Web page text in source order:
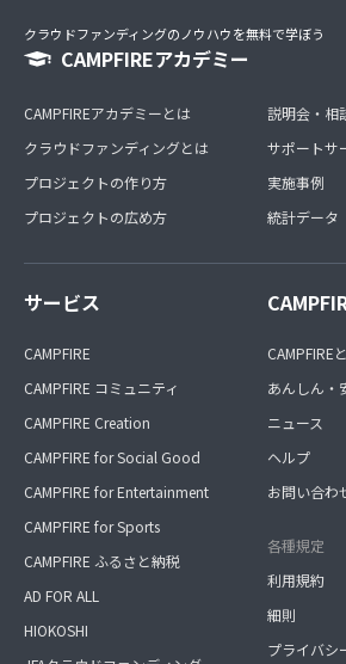
クラウドファンディングのノウハウを無料で学ぼう
CAMPFIREアカデミー
CAMPFIREアカデミーとは
クラウドファンディングとは
プロジェクトの作り方
プロジェクトの広め方
説明会・相
サポートサ
実施事例
統計データ
サービス
CAMPFIRE
CAMPFIRE コミュニティ
CAMPFIRE Creation
CAMPFIRE for Social Good
CAMPFIRE for Entertainment
CAMPFIRE for Sports
CAMPFIRE ふるさと納税
AD FOR ALL
HIOKOSHI
CAMPFIRE
あんしん・
ニュース
ヘルプ
お問い合わ
各種規定
利用規約
細則
プライバシ